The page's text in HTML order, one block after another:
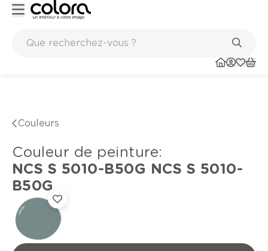
Couleurs
Couleur de peinture:
NCS S 5010-B50G NCS S 5010-
B50G